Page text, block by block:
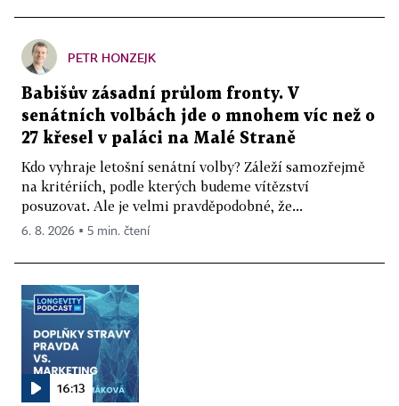
PETR HONZEJK
Babišův zásadní průlom fronty. V
senátních volbách jde o mnohem víc než o
27 křesel v paláci na Malé Straně
Kdo vyhraje letošní senátní volby? Záleží samozřejmě
na kritériích, podle kterých budeme vítězství
posuzovat. Ale je velmi pravděpodobné, že...
6. 8. 2026 ▪ 5 min. čtení
16:13